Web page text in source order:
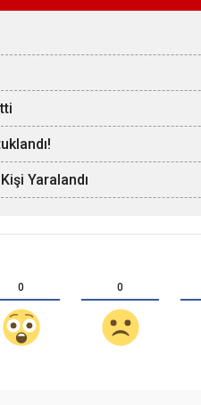
Yaralandı
0 0